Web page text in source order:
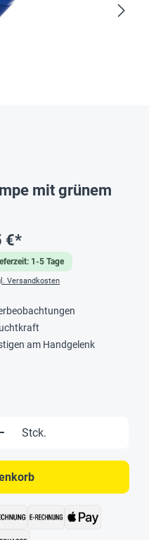
mit grünem
1-5 Tage
€*
Versandkosten
am Handgelenk
gewünschten
Stck.